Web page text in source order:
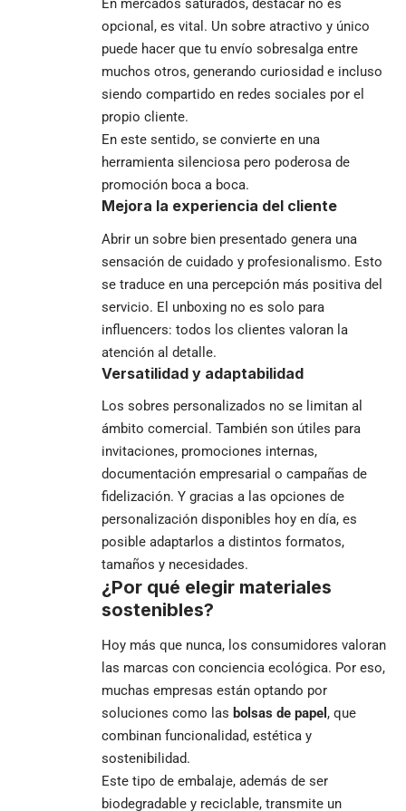
En mercados saturados, destacar no es
opcional, es vital. Un sobre atractivo y único
puede hacer que tu envío sobresalga entre
muchos otros, generando curiosidad e incluso
siendo compartido en redes sociales por el
propio cliente.
En este sentido, se convierte en una
herramienta silenciosa pero poderosa de
promoción boca a boca.
Mejora la experiencia del cliente
Abrir un sobre bien presentado genera una
sensación de cuidado y profesionalismo. Esto
se traduce en una percepción más positiva del
servicio. El unboxing no es solo para
influencers: todos los clientes valoran la
atención al detalle.
Versatilidad y adaptabilidad
Los sobres personalizados no se limitan al
ámbito comercial. También son útiles para
invitaciones, promociones internas,
documentación empresarial o campañas de
fidelización. Y gracias a las opciones de
personalización disponibles hoy en día, es
posible adaptarlos a distintos formatos,
tamaños y necesidades.
¿Por qué elegir materiales
sostenibles?
Hoy más que nunca, los consumidores valoran
las marcas con conciencia ecológica. Por eso,
muchas empresas están optando por
soluciones como las bolsas de papel , que
combinan funcionalidad, estética y
sostenibilidad.
Este tipo de embalaje, además de ser
biodegradable y reciclable, transmite un